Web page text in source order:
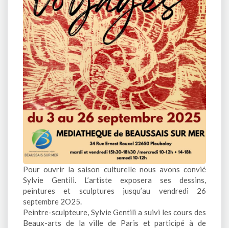
Pour ouvrir la saison culturelle nous avons convié
Sylvie Gentili. L’artiste exposera ses dessins,
peintures et sculptures jusqu’au vendredi 26
septembre 2O25.
Peintre-sculpteure, Sylvie Gentili a suivi les cours des
Beaux-arts de la ville de Paris et participé à de